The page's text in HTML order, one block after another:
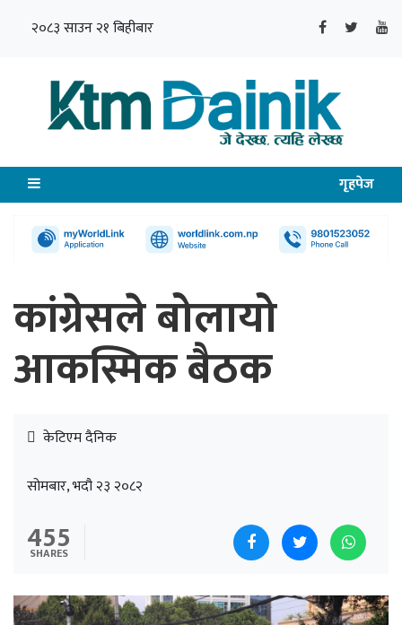
२०८३ साउन २१ बिहीबार
गृहपेज
कांग्रेसले बोलायो
आकस्मिक बैठक
केटिएम दैनिक
सोमबार, भदौ २३ २०८२
455
SHARES